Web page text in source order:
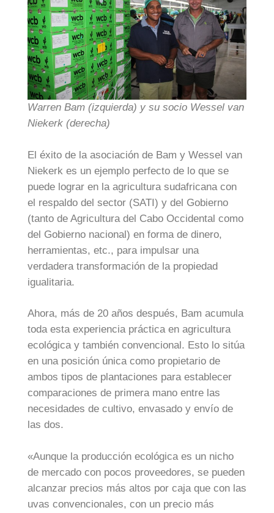
Warren Bam (izquierda) y su socio Wessel van
Niekerk (derecha)
El éxito de la asociación de Bam y Wessel van
Niekerk es un ejemplo perfecto de lo que se
puede lograr en la agricultura sudafricana con
el respaldo del sector (SATI) y del Gobierno
(tanto de Agricultura del Cabo Occidental como
del Gobierno nacional) en forma de dinero,
herramientas, etc., para impulsar una
verdadera transformación de la propiedad
igualitaria.
Ahora, más de 20 años después, Bam acumula
toda esta experiencia práctica en agricultura
ecológica y también convencional. Esto lo sitúa
en una posición única como propietario de
ambos tipos de plantaciones para establecer
comparaciones de primera mano entre las
necesidades de cultivo, envasado y envío de
las dos.
«Aunque la producción ecológica es un nicho
de mercado con pocos proveedores, se pueden
alcanzar precios más altos por caja que con las
uvas convencionales, con un precio más